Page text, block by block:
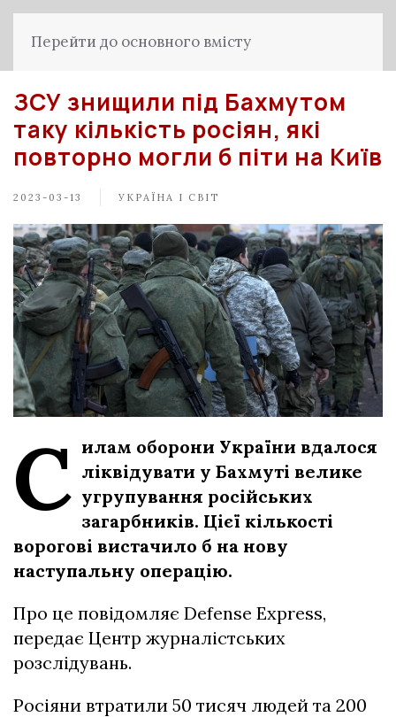
Перейти до основного вмісту
ЗСУ знищили під Бахмутом
таку кількість росіян, які
повторно могли б піти на Київ
2023-03-13 УКРАЇНА І СВІТ
С илам оборони України вдалося
ліквідувати у Бахмуті велике
угрупування російських
загарбників. Цієї кількості
ворогові вистачило б на нову
наступальну операцію.
Про це повідомляє Defense Express,
передає Центр журналістських
розслідувань.
Росіяни втратили 50 тисяч людей та 200